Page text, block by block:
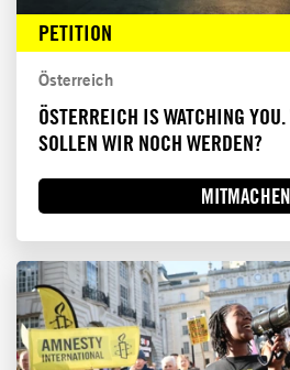
PETITION
Österreich
ÖSTERREICH IS WATCHING
SOLLEN WIR NOCH WERDEN?
MITMACHEN